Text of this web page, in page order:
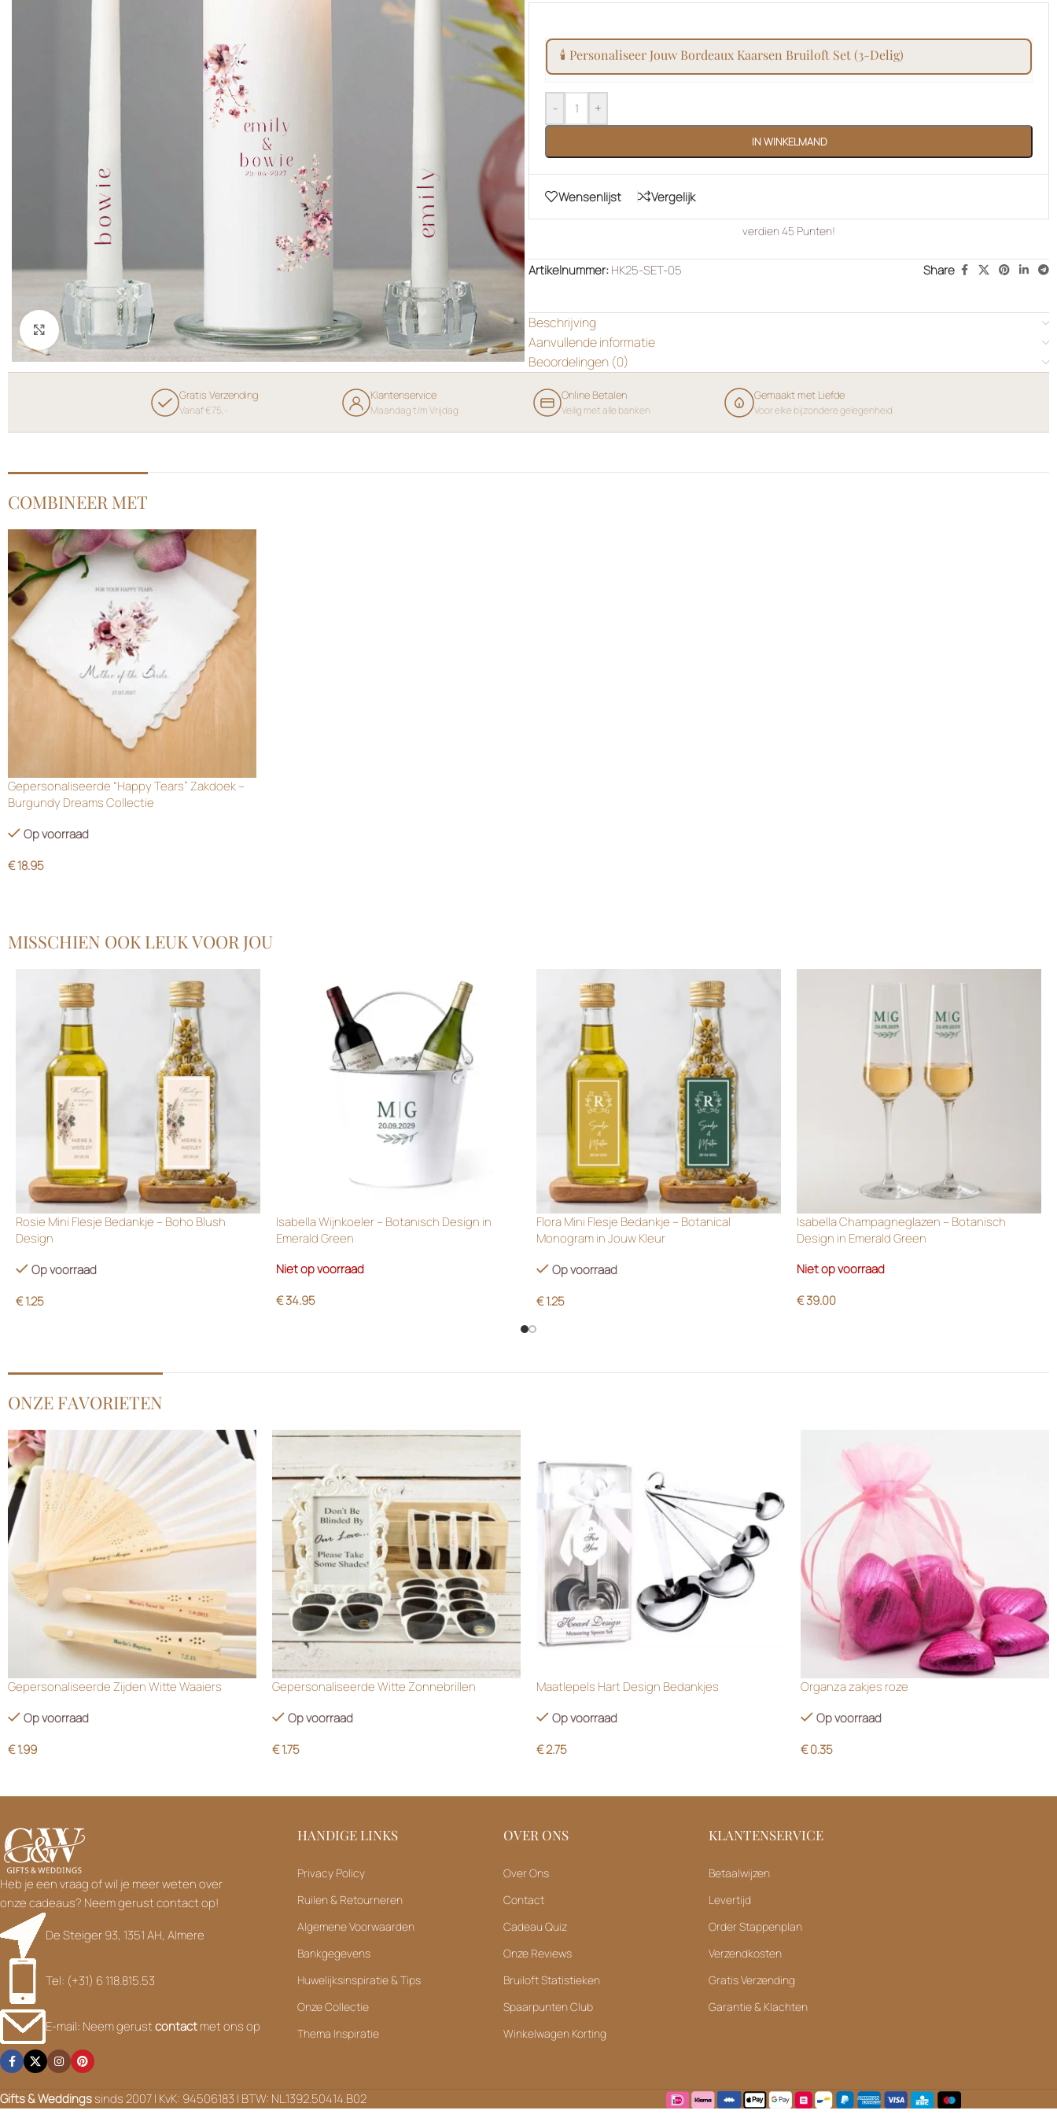
Klik om te vergroten
🕯️ personaliseer jouw bordeaux kaarsen bruiloft set (3-delig)
- +
IN WINKELMAND
Wensenlijst Vergelijk
verdien45 Punten!
Artikelnummer:HK25-SET-05 Share
Beschrijving
Aanvullende informatie
Beoordelingen (0)
Gratis Verzending
Vanaf €75,-
Klantenservice
Maandag t/m Vrijdag
Online Betalen
Veilig met alle banken
Gemaakt met Liefde
Voor elke bijzondere gelegenheid
COMBINEER MET
Gepersonaliseerde “Happy Tears” Zakdoek –
Burgundy Dreams Collectie
Op voorraad
€18.95
MISSCHIEN OOK LEUK VOOR JOU
Rosie Mini Flesje Bedankje – Boho Blush
Design
Op voorraad
€1.25
Isabella Wijnkoeler – Botanisch Design in
Emerald Green
Niet op voorraad
€34.95
Flora Mini Flesje Bedankje – Botanical
Monogram in Jouw Kleur
Op voorraad
€1.25
Isabella Champagneglazen – Botanisch
Design in Emerald Green
Niet op voorraad
€39.00
ONZE FAVORIETEN
Gepersonaliseerde Zijden Witte Waaiers
Op voorraad
€1.99
Gepersonaliseerde Witte Zonnebrillen
Op voorraad
€1.75
Maatlepels Hart Design Bedankjes
Op voorraad
€2.75
Organza zakjes roze
Op voorraad
€0.35
Heb je een vraag of wil je meer weten over
onze cadeaus? Neem gerust contact op!
De Steiger 93, 1351 AH, Almere
Tel: (+31) 6 118.815.53
E-mail: Neem gerustcontactmet ons op
HANDIGE LINKS
Privacy Policy
Ruilen & Retourneren
Algemene Voorwaarden
Bankgegevens
Huwelijksinspiratie & Tips
Onze Collectie
Thema Inspiratie
OVER ONS
Over Ons
Contact
Cadeau Quiz
Onze Reviews
Bruiloft Statistieken
Spaarpunten Club
Winkelwagen Korting
KLANTENSERVICE
Betaalwijzen
Levertijd
Order Stappenplan
Verzendkosten
Gratis Verzending
Garantie & Klachten
Gifts & Weddingssinds 2007 | KvK: 94506183 | BTW: NL.1392.50414.B02